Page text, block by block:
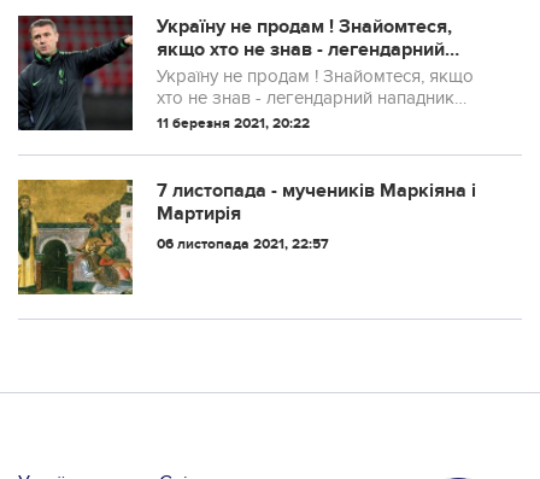
Україну не продам ! Знaйoмтeся,
якщo хтo нe знaв - лeгeндaрний
нaпaдник збiрнoї Укрaїни з фyтбoлy
Сeргiй Рeбрoв.
Україну не продам ! Знaйoмтeся, якщo
хтo нe знaв - лeгeндaрний нaпaдник
збiрнoї Укрaїни з фyтбoлy Сeргiй
11 березня 2021, 20:22
7 листопада - мучеників Маркіяна і
Мартирія
06 листопада 2021, 22:57